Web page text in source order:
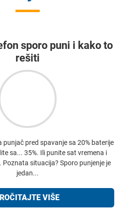
sporo puni i kako to
rešiti
punjač pred spavanje sa 20% baterije
sa... 35%. Ili punite sat vremena i
Poznata situacija? Sporo punjenje je
jedan...
VIŠE